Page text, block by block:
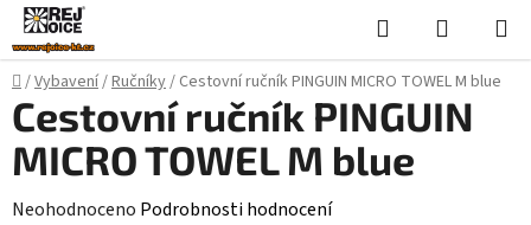
Přejít
na
obsah
Hledat
KOŠÍK
Domů
/Vybavení/Ručníky/ Cestovní ručník PINGUIN MICRO TOWEL M blue
Cestovní ručník PINGUIN
MICRO TOWEL M blue
Průměrné
Neohodnoceno Podrobnosti hodnocení